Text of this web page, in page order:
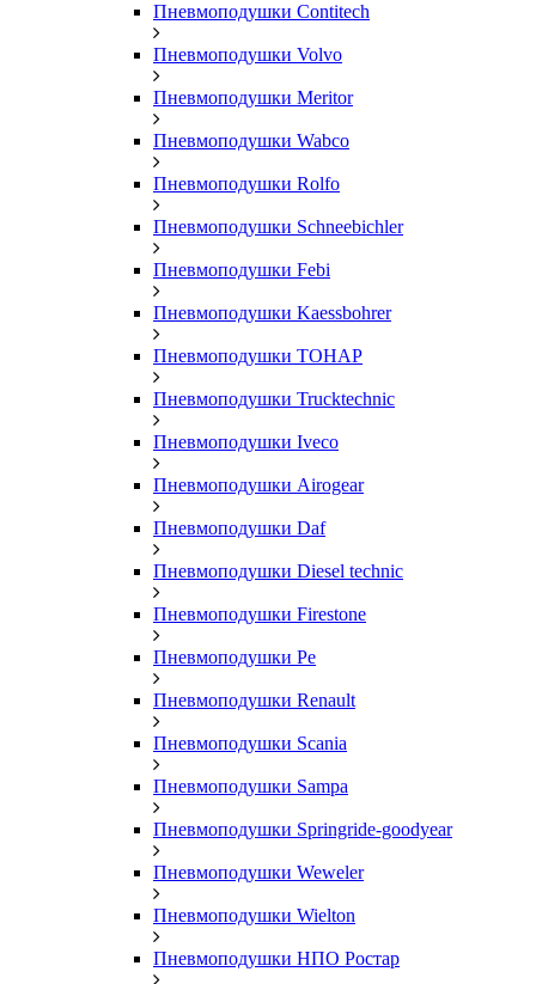
Пневмоподушки Contitech
Пневмоподушки Volvo
Пневмоподушки Meritor
Пневмоподушки Wabco
Пневмоподушки Rolfo
Пневмоподушки Schneebichler
Пневмоподушки Febi
Пневмоподушки Kaessbohrer
Пневмоподушки ТОНАР
Пневмоподушки Trucktechnic
Пневмоподушки Iveco
Пневмоподушки Airogear
Пневмоподушки Daf
Пневмоподушки Diesel technic
Пневмоподушки Firestone
Пневмоподушки Pe
Пневмоподушки Renault
Пневмоподушки Scania
Пневмоподушки Sampa
Пневмоподушки Springride-goodyear
Пневмоподушки Weweler
Пневмоподушки Wielton
Пневмоподушки НПО Ростар